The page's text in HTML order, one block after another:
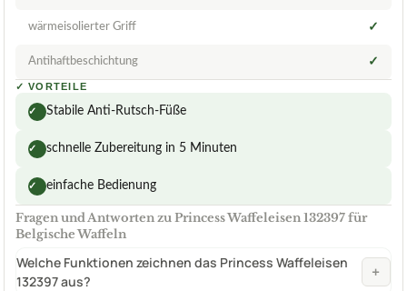
wärmeisolierter Griff ✓
Antihaftbeschichtung ✓
✓ VORTEILE
✓ Stabile Anti-Rutsch-Füße
✓ schnelle Zubereitung in 5 Minuten
✓ einfache Bedienung
Fragen und Antworten zu Princess Waffeleisen 132397 für
Belgische Waffeln
Welche Funktionen zeichnen das Princess Waffeleisen
132397 aus?
+